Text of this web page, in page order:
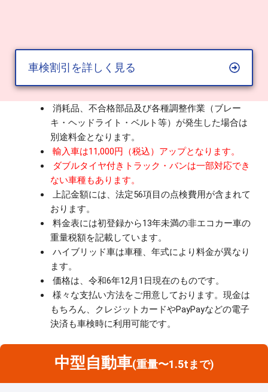
車検割引を詳しく見る
消耗品、不合格部品及び各種調整作業（ブレー
キ・ヘッドライト・ベルト等）が発生した場合は
別途料金となります。
輸入車は11,000円（税込）アップとなります。
ダブルタイヤ付きトラック・バンは一部対応でき
ない車種もあります。
上記金額には、法定56項目の点検費用が含まれて
おります。
料金表には初登録から13年未満の非エコカー車の
重量税額を記載しています。
ハイブリッド車は車種、年式により料金が異なり
ます。
価格は、令和6年12月1日現在のものです。
様々な支払い方法をご用意しております。現金は
もちろん、クレジットカードやPayPayなどの電子
決済も車検時に利用可能です。
中型自動車(重量〜1.5tまで)